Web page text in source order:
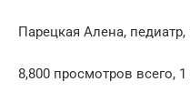
Парецкая Алена,
8,800 просмотров всего,